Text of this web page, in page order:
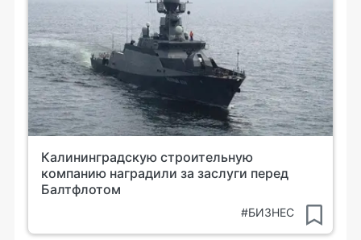
Калининградскую строительную
компанию наградили за заслуги перед
Балтфлотом
#БИЗНЕС